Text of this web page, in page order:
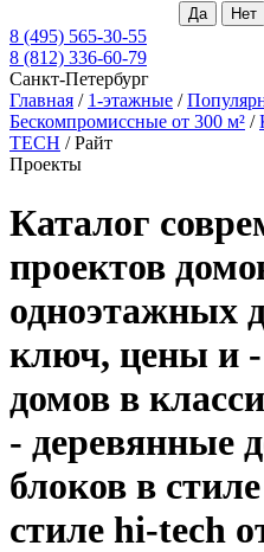
8 (495) 565-30-55
8 (812) 336-60-79
Санкт-Петербург
Главная / 1-этажные /
Бескомпромиссные от 300 м² /
TECH /Райт
Проекты
Каталог
проектов
одноэтажных
ключ, цены и
домов в
- деревянные
блоков в
стиле hi-tech